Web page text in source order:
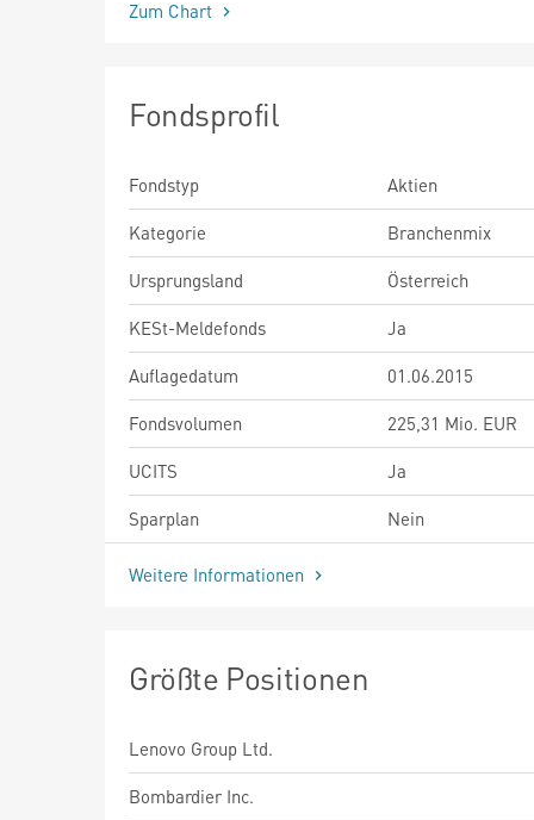
Zum Chart
Fondsprofil
Fondstyp
Aktien
Kategorie
Branchenmix
Ursprungsland
Österreich
KESt-Meldefonds
Ja
Auflagedatum
01.06.2015
Fondsvolumen
225,31 Mio. EUR
UCITS
Ja
Sparplan
Nein
Weitere Informationen
Größte Positionen
Lenovo Group Ltd.
Bombardier Inc.